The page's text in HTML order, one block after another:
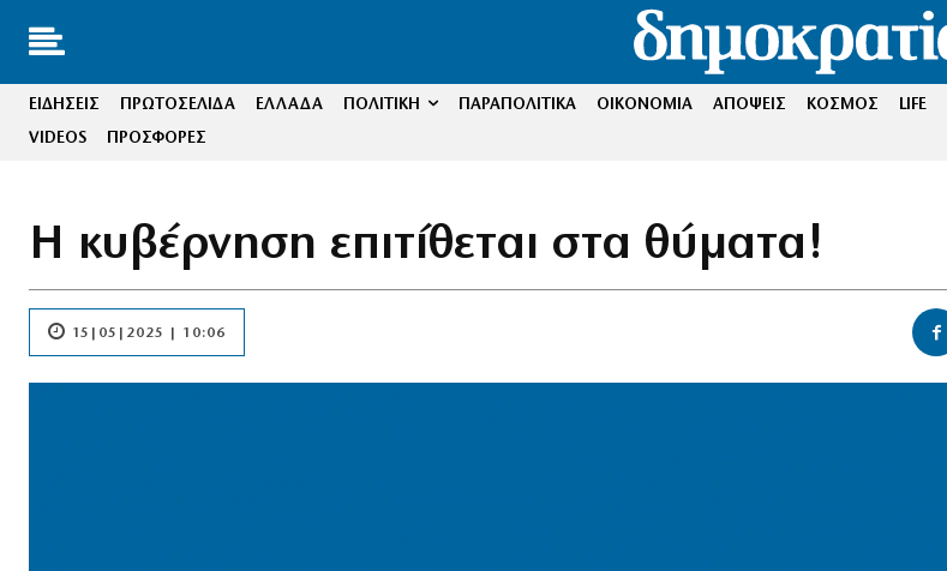
ΕΙΔΗΣΕΙΣ ΠΡΩΤΟΣΕΛΙΔΑ ΕΛΛΑΔΑ ΠΟΛΙΤΙΚΗ ΠΑΡΑΠΟΛΙΤΙΚΑ ΟΙΚΟΝΟΜΙΑ ΑΠΟΨΕΙΣ ΚΟΣΜΟΣ LIFE
VIDEOS
ΠΡΟΣΦΟΡΕΣ
Η κυβέρνηση επιτίθεται στα θύματα!
15|05|2025 | 10:06